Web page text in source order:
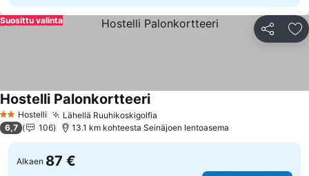
Jaa
Suosittu valinta
2 Tähtiluokitus
Hostelli Lähellä Ruuhikoskigolfia
Hostelli Palonkortteeri
6,7 106 13.1 km kohteesta Seinäjoen lentoasema
Alkaen 87 €